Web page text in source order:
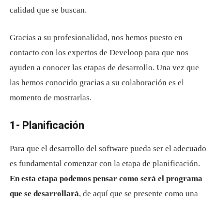
calidad que se buscan.
Gracias a su profesionalidad, nos hemos puesto en
contacto con los expertos de Develoop para que nos
ayuden a conocer las etapas de desarrollo. Una vez que
las hemos conocido gracias a su colaboración es el
momento de mostrarlas.
1- Planificación
Para que el desarrollo del software pueda ser el adecuado
es fundamental comenzar con la etapa de planificación.
En esta etapa podemos pensar como será el programa
que se desarrollará, de aquí que se presente como una